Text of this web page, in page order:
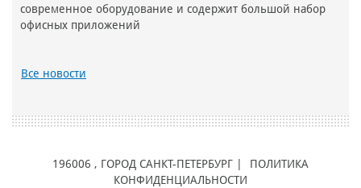
современное оборудование и содержит большой набор
офисных приложений
Все новости
196006 , ГОРОД САНКТ-ПЕТЕРБУРГ |
ПОЛИТИКА
КОНФИДЕНЦИАЛЬНОСТИ